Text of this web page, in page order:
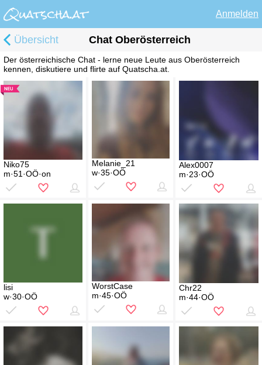
Anmelden
Übersicht Chat Oberösterreich
Der österreichische Chat - lerne neue Leute aus Oberösterreich
kennen, diskutiere und flirte auf Quatscha.at.
Niko75
m·51·OÖ·on
Melanie_21
w·35·OÖ
Alex0007
m·23·OÖ
lisi
w·30·OÖ
WorstCase
m·45·OÖ
Chr22
m·44·OÖ